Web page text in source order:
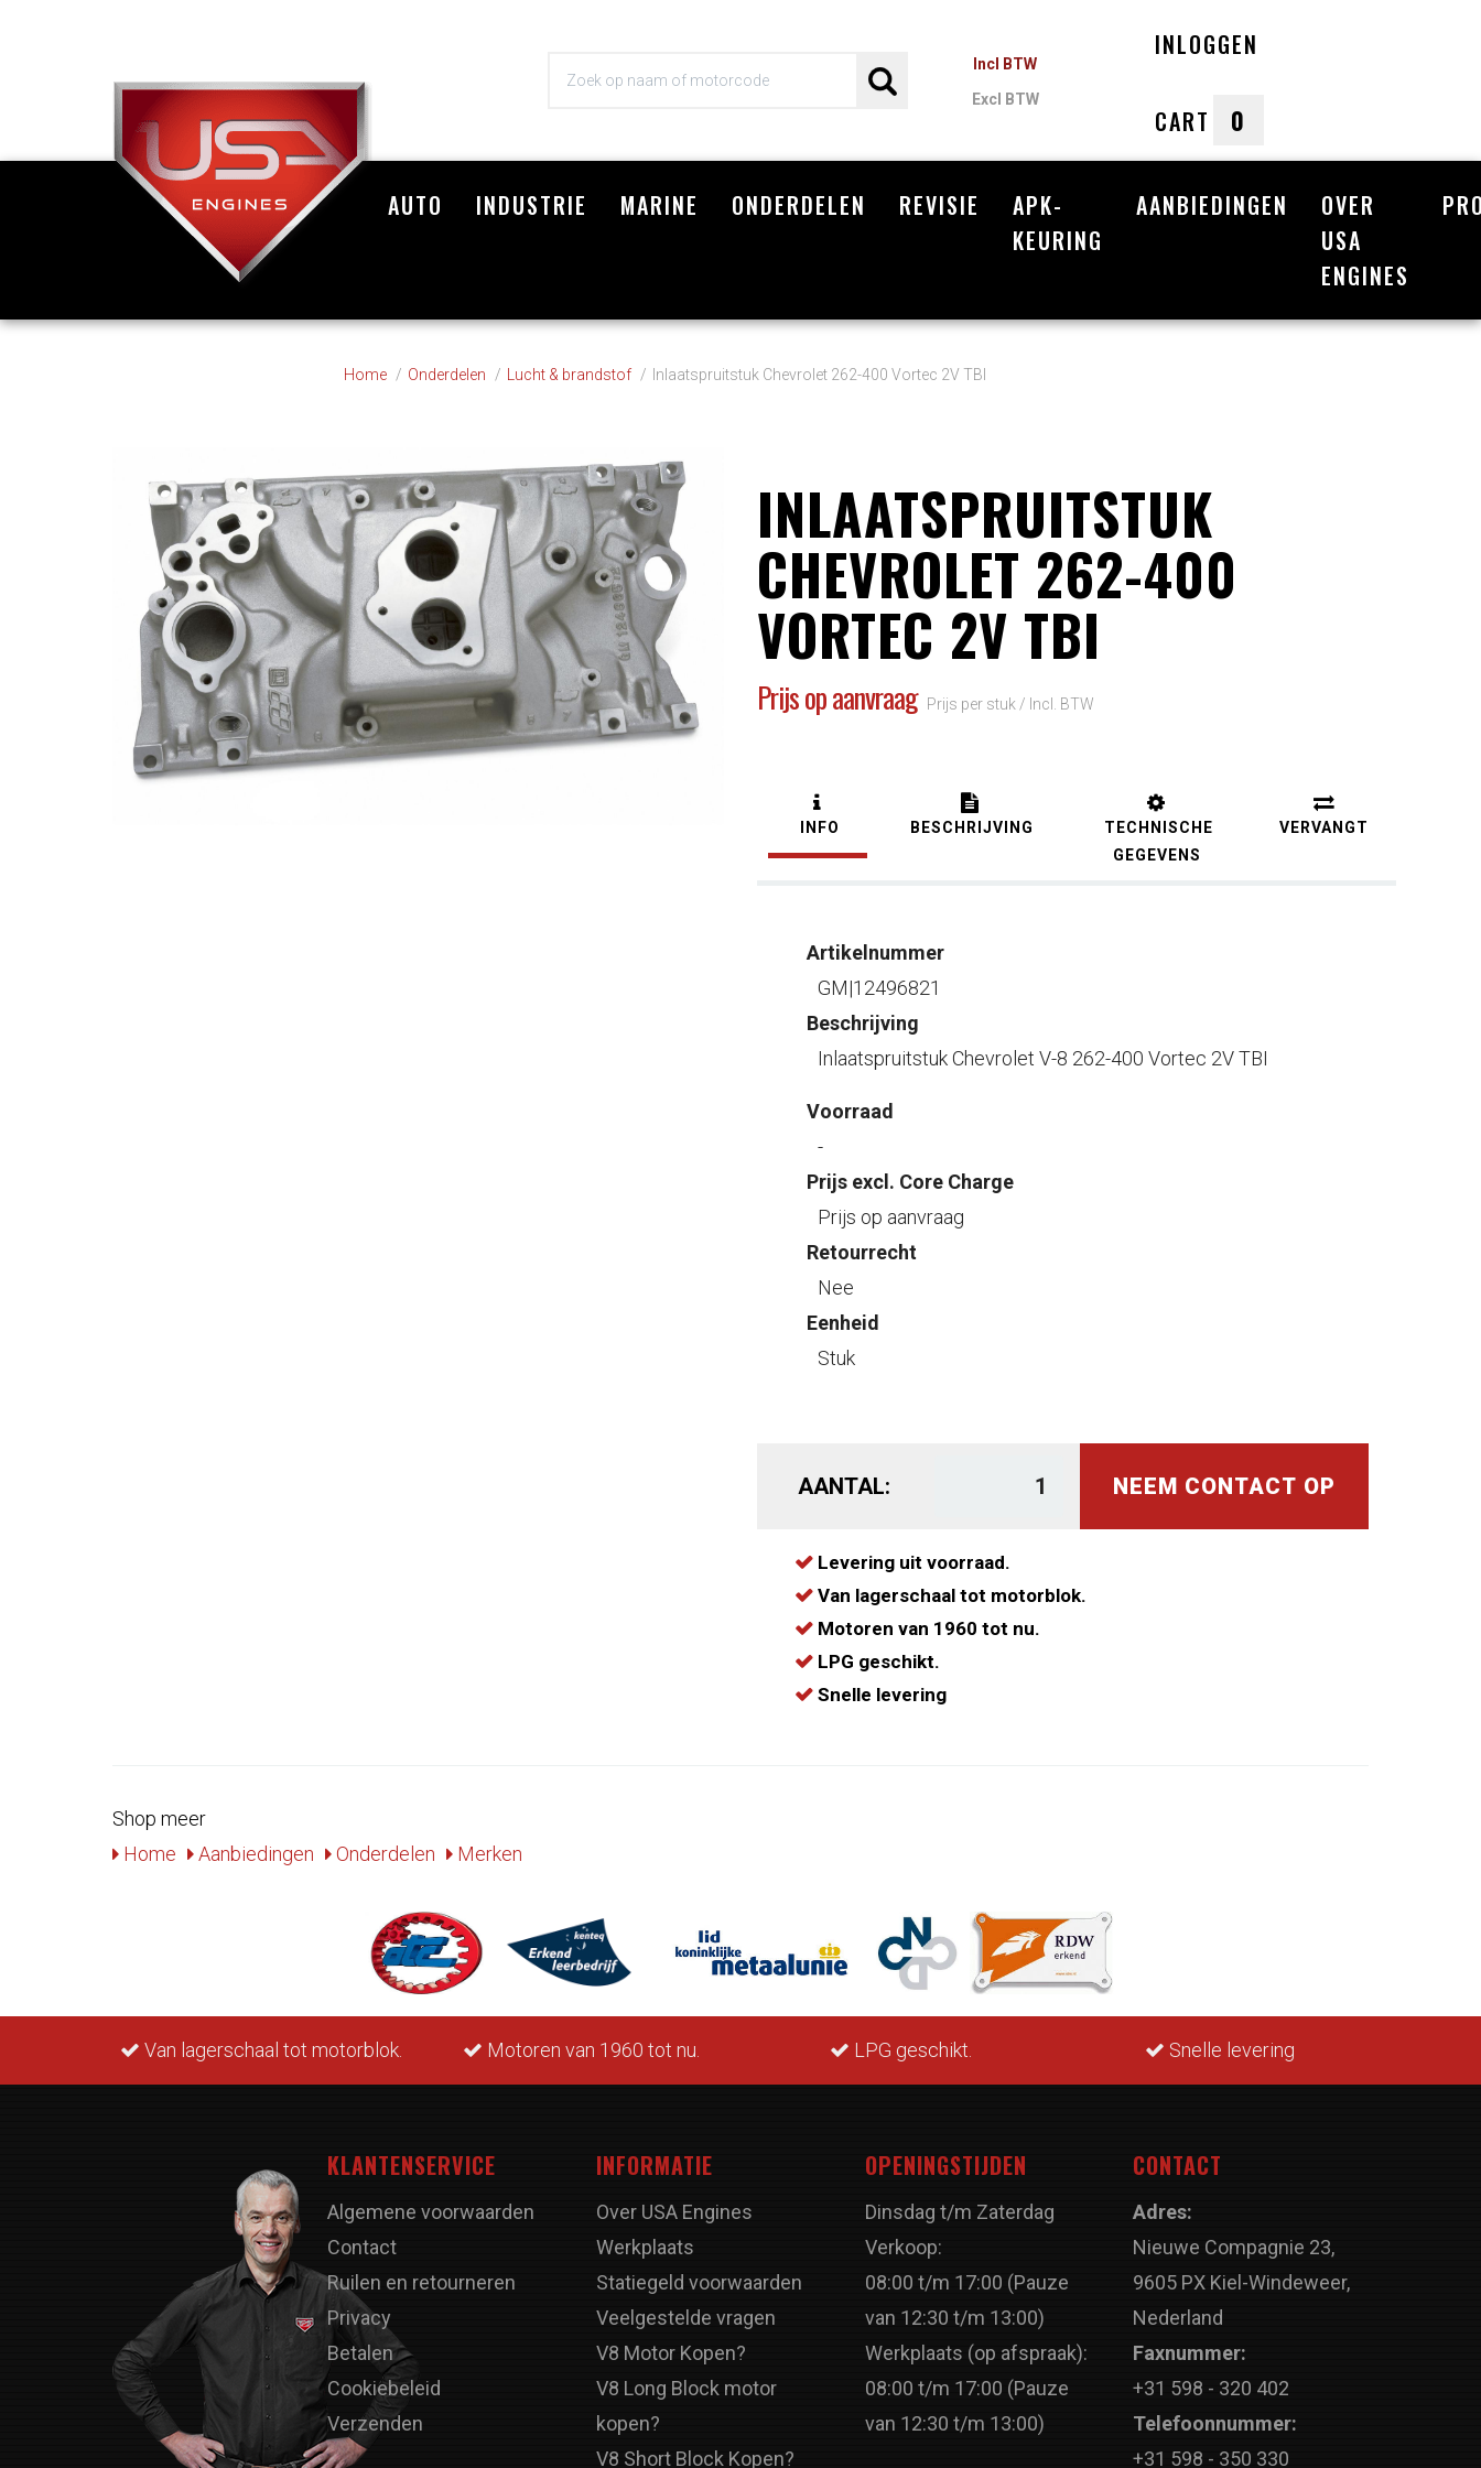
Incl BTW
Excl BTW
INLOGGEN
CART 0
Winkelwagen
AUTO INDUSTRIE MARINE ONDERDELEN REVISIE
APK-
KEURING
AANBIEDINGEN
OVER
USA
ENGINES
Home Onderdelen Lucht & brandstof Inlaatspruitstuk Chevrolet 262-400 Vortec 2V TBI
INLAATSPRUITSTUK
CHEVROLET 262-400
VORTEC 2V TBI
Prijs op aanvraag Prijs per stuk / Incl. BTW
INFO BESCHRIJVING
TECHNISCHE
GEGEVENS
VERVANGT
Artikelnummer
GM|12496821
Beschrijving
Inlaatspruitstuk Chevrolet V-8 262-400 Vortec 2V TBI
Voorraad
-
Prijs excl. Core Charge
Prijs op aanvraag
Retourrecht
Nee
Eenheid
Stuk
AANTAL: NEEM CONTACT OP
Levering uit voorraad.
Van lagerschaal tot motorblok.
Motoren van 1960 tot nu.
LPG geschikt.
Snelle levering
Shop meer
Home
Aanbiedingen Onderdelen Merken
Van lagerschaal tot motorblok. Motoren van 1960 tot nu. LPG geschikt. Snelle levering
KLANTENSERVICE
Algemene voorwaarden
Contact
Ruilen en retourneren
Privacy
Betalen
Cookiebeleid
Verzenden
INFORMATIE
Over USA Engines
Werkplaats
Statiegeld voorwaarden
Veelgestelde vragen
V8 Motor Kopen?
V8 Long Block motor
kopen?
V8 Short Block Kopen?
OPENINGSTIJDEN
Dinsdag t/m Zaterdag
Verkoop:
08:00 t/m 17:00 (Pauze
van 12:30 t/m 13:00)
Werkplaats (op afspraak):
08:00 t/m 17:00 (Pauze
van 12:30 t/m 13:00)
CONTACT
Adres:
Nieuwe Compagnie 23,
9605 PX Kiel-Windeweer,
Nederland
Faxnummer:
+31 598 - 320 402
Telefoonnummer:
+31 598 - 350 330